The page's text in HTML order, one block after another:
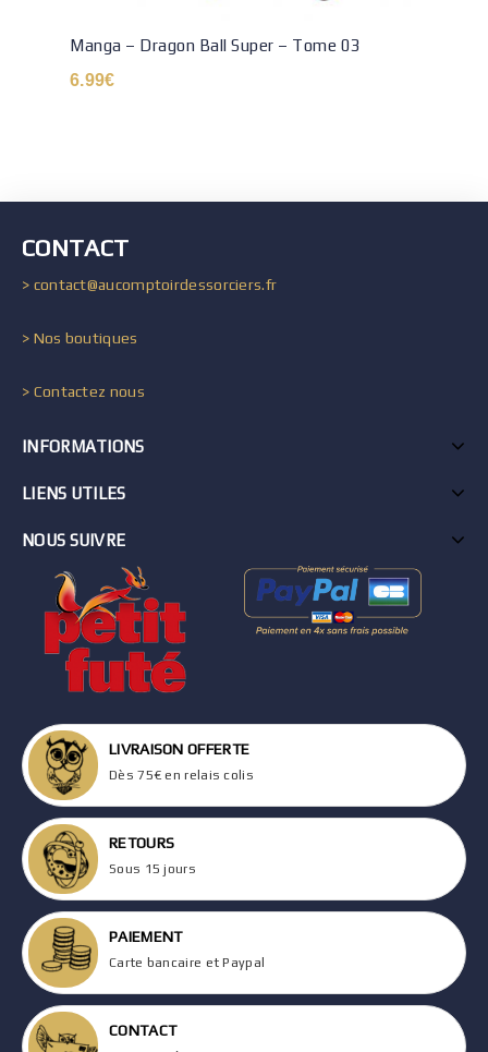
Manga – Dragon Ball Super – Tome 03
6.99€
CONTACT
> contact@aucomptoirdessorciers.fr
> Nos boutiques
> Contactez nous
INFORMATIONS
LIENS UTILES
NOUS SUIVRE
LIVRAISON OFFERTE
Dès 75€ en relais colis
RETOURS
Sous 15 jours
PAIEMENT
Carte bancaire et Paypal
CONTACT